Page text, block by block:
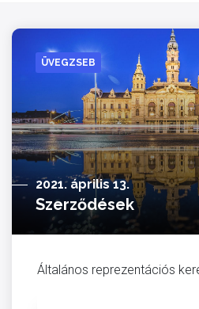
ÜVEGZSEB
2021. április 13.
Szerződések
Általános reprezentációs